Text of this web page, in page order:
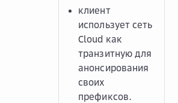
клиент
использует сеть
Сloud как
транзитную для
анонсирования
своих
префиксов.